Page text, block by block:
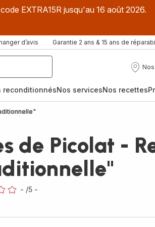
EXTRA15R jusqu'au 16 août 2026.
d’avis Garantie 2 ans & 15 ans de
Nos
reconditionnésNos servicesNos recettes
de Picolat -
- /5 -